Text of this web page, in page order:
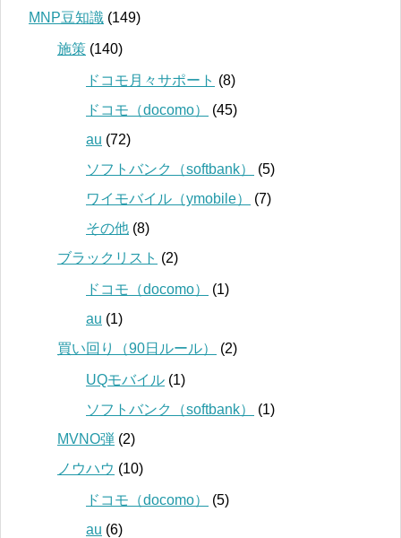
MNP豆知識 (149)
施策 (140)
ドコモ月々サポート (8)
ドコモ（docomo）
(45)
au (72)
ソフトバンク（softbank）
(5)
ワイモバイル（ymobile）
(7)
その他 (8)
ブラックリスト (2)
ドコモ（docomo）
(1)
au (1)
買い回り（90日ルール）
(2)
UQモバイル (1)
ソフトバンク（softbank）
(1)
MVNO弾 (2)
ノウハウ (10)
ドコモ（docomo）
(5)
au (6)